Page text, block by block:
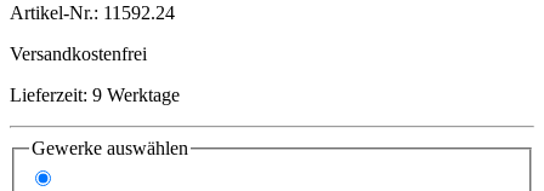
Artikel-Nr.: 11592.24
Versandkostenfrei
Lieferzeit: 9 Werktage
Gewerke auswählen